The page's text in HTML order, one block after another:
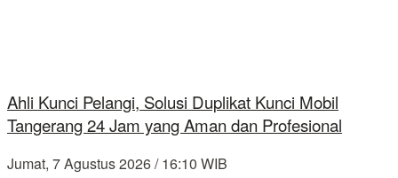
Ahli Kunci Pelangi, Solusi Duplikat Kunci Mobil
Tangerang 24 Jam yang Aman dan Profesional
Jumat, 7 Agustus 2026 / 16:10 WIB